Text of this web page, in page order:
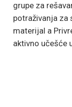
grupe za
potraživanja za
materijal a
aktivno učešće